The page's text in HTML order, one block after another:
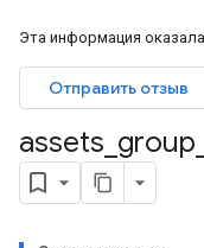
Эта информация
Отправить отзыв
assets group